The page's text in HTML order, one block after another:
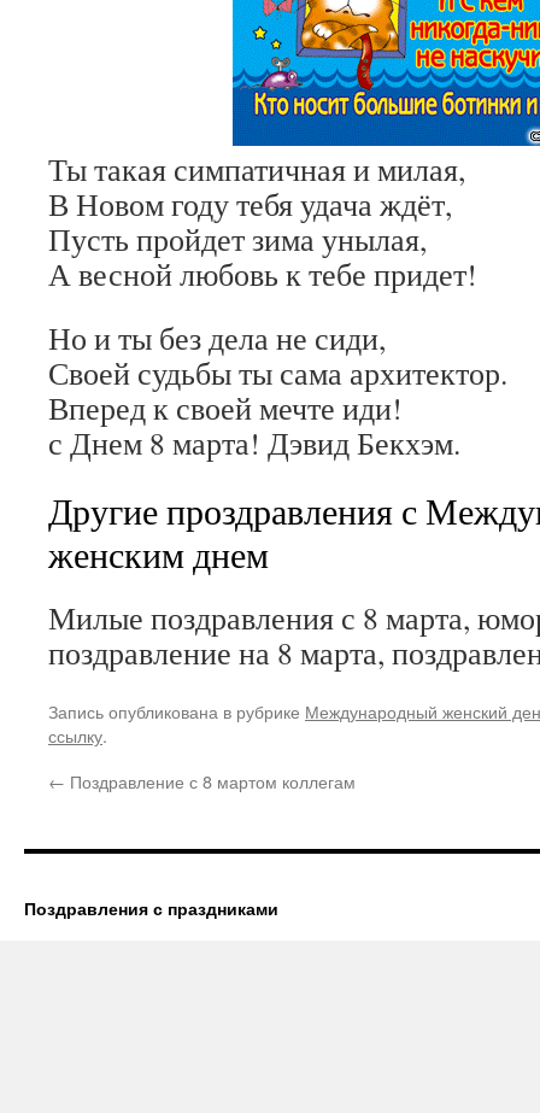
Ты такая симпатичная и милая,
В Новом году тебя удача ждёт,
Пусть пройдет зима унылая,
А весной любовь к тебе придет!
Но и ты без дела не сиди,
Своей судьбы ты сама архитектор.
Вперед к своей мечте иди!
с Днем 8 марта! Дэвид Бекхэм.
Другие проздравления с
женским днем
Милые поздравления с 8 марта,
поздравление на 8 марта,
Запись опубликована в рубрике Международный женский
ссылку.
← Поздравление с 8 мартом коллегам
Поздравления с праздниками